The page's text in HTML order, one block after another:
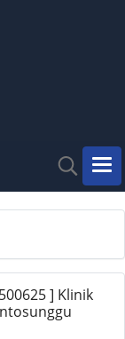
] Klinik